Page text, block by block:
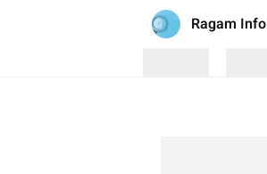
Ragam Info